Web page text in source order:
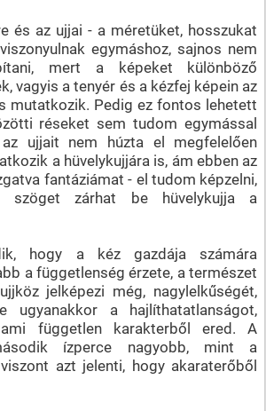
és az ujjai - a méretüket, hosszukat
egymáshoz, sajnos nem
mert a képeket különböző
vagyis a tenyér és a kézfej képein az
mutatkozik. Pedig ez fontos lehetett
réseket sem tudom egymással
ujjait nem húzta el megfelelően
a hüvelykujjára is, ám ebben az
fantáziámat - el tudom képzelni,
szöget zárhat be hüvelykujja a
hogy a kéz gazdája számára
a függetlenség érzete, a természet
jelképezi még, nagylelkűségét,
ugyanakkor a hajlíthatatlanságot,
független karakterből ered. A
ízperce nagyobb, mint a
azt jelenti, hogy akaraterőből